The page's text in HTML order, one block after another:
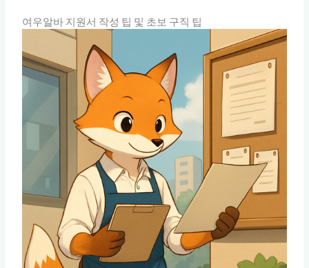
여우알바 지원서 작성 팁 및 초보 구직 팁